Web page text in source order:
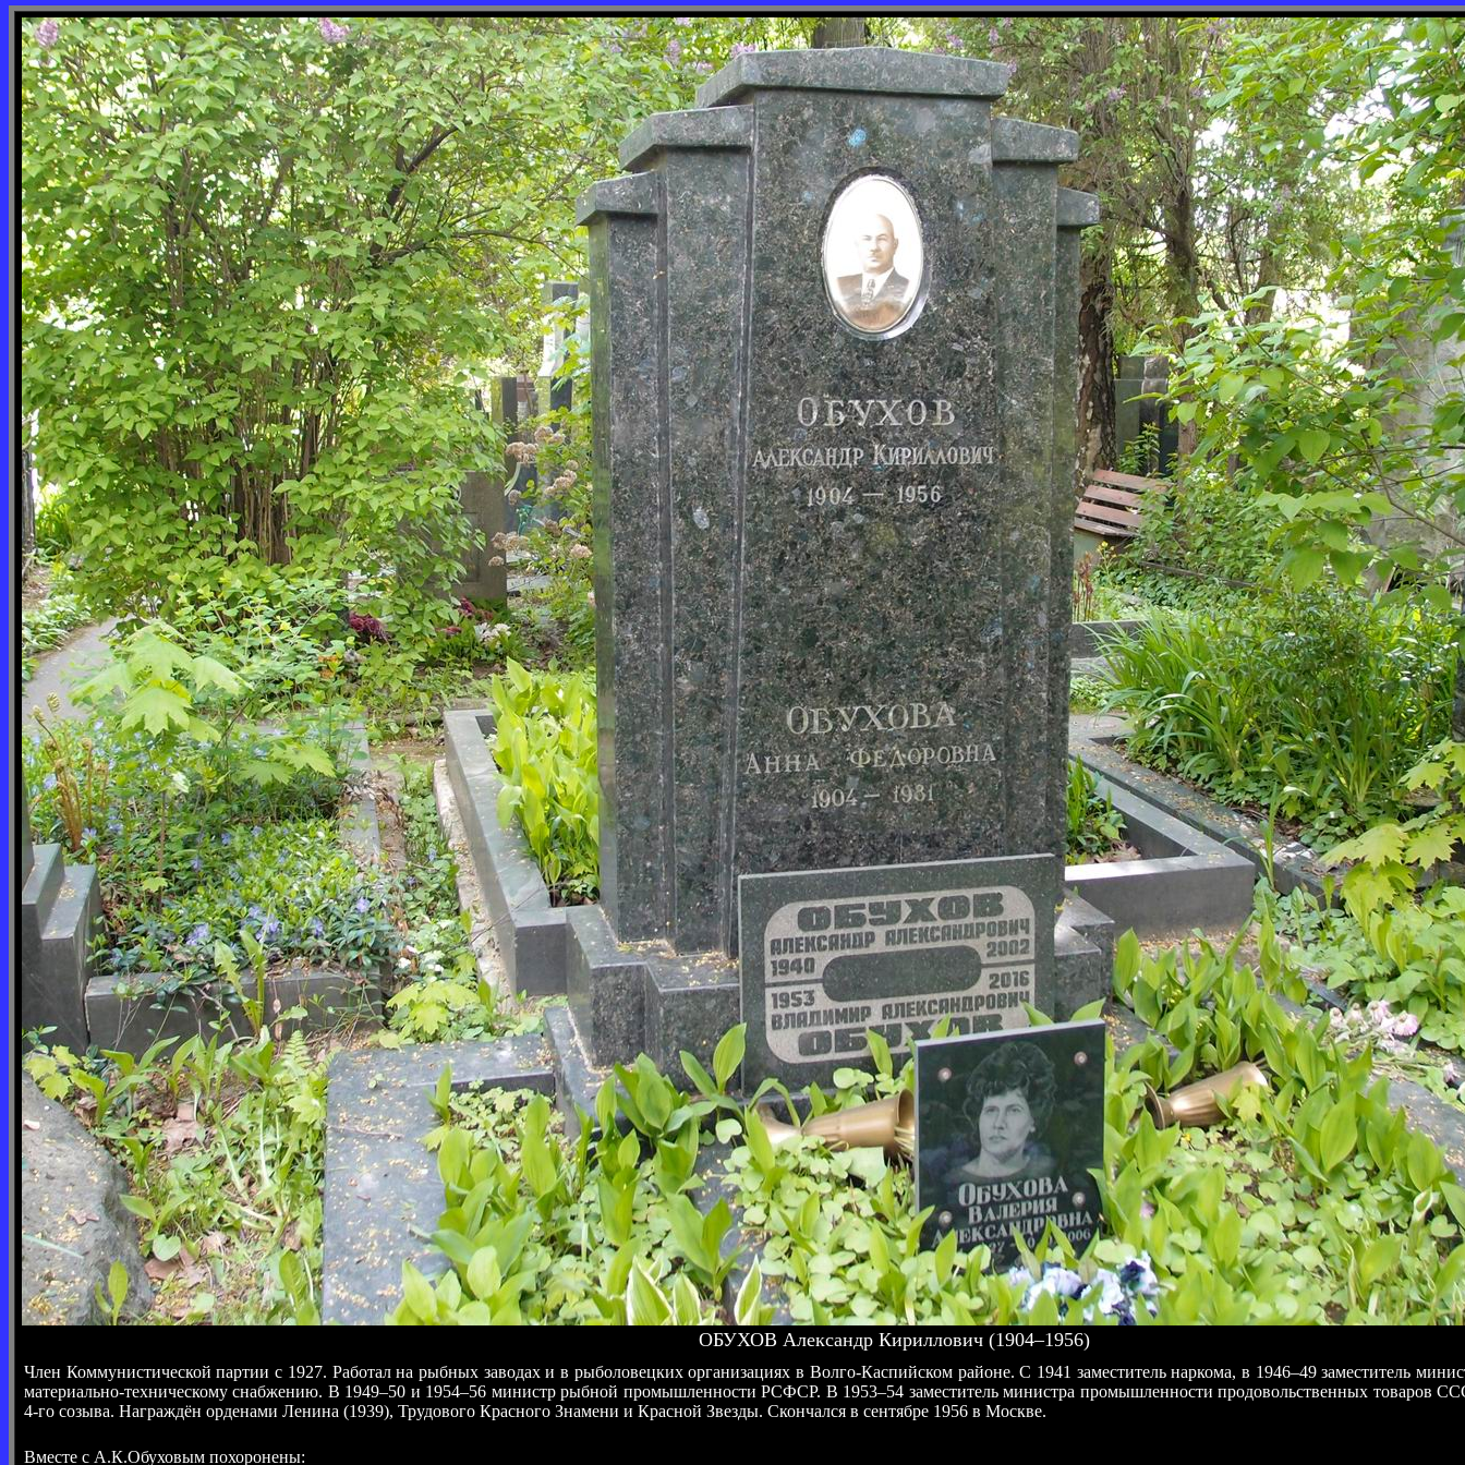
ОБУХОВ Александр Кириллович (1904–1956)
Член Коммунистической партии с 1927. Работал на рыбных заводах и в рыболовецких организациях в Волго-Каспийском районе. С 1941 заместитель наркома, в 1946–49 заместитель
материально-техническому снабжению. В 1949–50 и 1954–56 министр рыбной промышленности РСФСР. В 1953–54 заместитель министра промышленности продовольственных товаров
4-го созыва. Награждён орденами Ленина (1939), Трудового Красного Знамени и Красной Звезды. Скончался в сентябре 1956 в Москве.
Вместе с А.К.Обуховым похоронены: